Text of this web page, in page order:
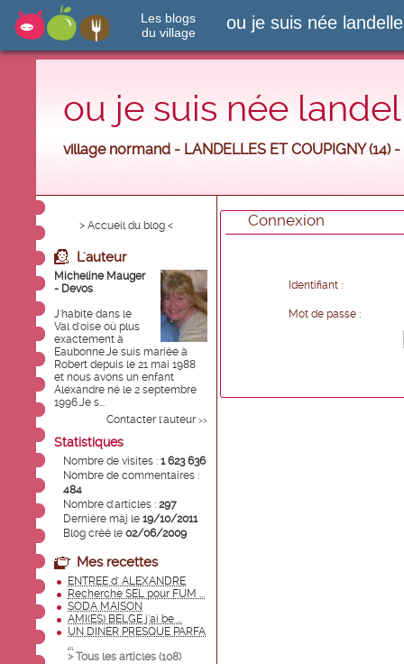
Les blogs
du village
ou je suis née
ou je suis née
village normand - LANDELLES ET COUPIGNY (14) -
> Accueil du blog <
L'auteur
Micheline Mauger
- Devos
J'habite dans le
Val d'oise où plus
exactement à
Eaubonne.Je suis mariée à
Robert depuis le 21 mai 1988
et nous avons un enfant
Alexandre né le 2 septembre
1996.Je s...
Contacter l'auteur >>
Statistiques
Nombre de visites : 1 623 636
Nombre de commentaires :
484
Nombre d'articles : 297
Dernière màj le 19/10/2011
Blog créé le 02/06/2009
Mes recettes
ENTREE d' ALEXANDRE
Recherche SEL pour FUM ...
SODA MAISON
AMI(ES) BELGE j'ai be ...
UN DINER PRESQUE PARFA
...
> Tous les articles (108)
Connexion
Identifiant :
Mot de passe :